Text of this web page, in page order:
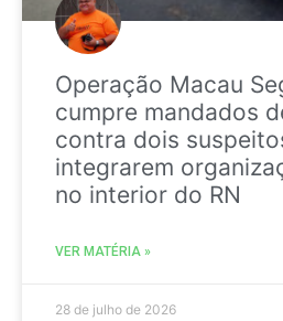
Operação Macau
cumpre mandados
contra dois
integrarem
no interior do RN
VER MATÉRIA »
28 de julho de 2026